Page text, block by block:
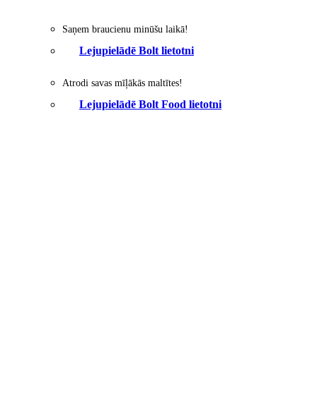
Saņem braucienu minūšu laikā!
Lejupielādē Bolt lietotni
Atrodi savas mīļākās maltītes!
Lejupielādē Bolt Food lietotni